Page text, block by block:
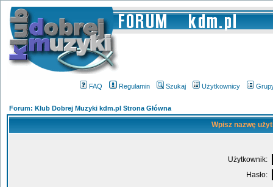
FAQ Regulamin Szukaj Użytkownicy
Forum: Klub Dobrej Muzyki kdm.pl Strona Główna
Wpisz nazwę
Użytkownik:
Hasło: